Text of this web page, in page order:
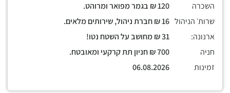
השכרה
שרות׳ הניהול
ארנונה:
חניה
זמינות